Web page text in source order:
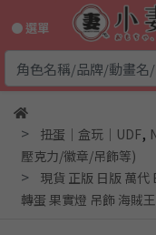
● 選單
扭蛋｜盒玩｜UDF,
壓克力/徽章/吊飾等)
現貨 正版 日版 萬
轉蛋 果實燈 吊飾 海賊王